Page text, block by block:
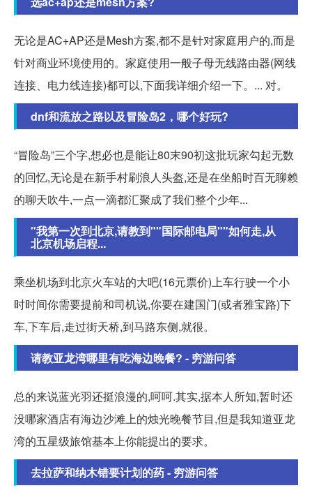
无论是AC+AP还是Mesh方案,都不是针对家庭用户的,而是
针对商业环境使用的。家庭使用一般子母无线路由器(网线
连接、电力线连接)都可以,下面我详细介绍一下。... 对。
dnf和流放之路以及冒险岛2，哪个好玩?
“冒险岛”三个字,想必也是能让80末90初这批玩家勾起无数
的回忆,无论是在新手村刷浪人头盔,还是在坐船时百无聊赖
的聊天吹牛,一点一滴都汇聚成了我们整个少年...
"我第一次到北京,请教到""国际邮电局""如何走,从
北京机场启程...
乘坐机场到北京火车站的大吧(16元票价)上车行驶一个小
时时间你需要提前和司机说,你要在建国门(或者雅宝路)下
车,下车后,走过街天桥,到马路东侧,就很。
请教亚龙湾哪里有吃海边晚餐? - 穷游问答
总的来说蓝光羽还挺浪漫的,呵呵.其实,据本人所知,暂时还
没哪家酒店有海边沙滩上的烛光晚餐节目,但是我知道亚龙
湾的五星级旅馆基本上你能提出的要求。
去拉萨和纳木错要计划的药 - 穷游问答